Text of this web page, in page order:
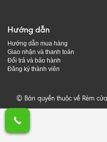
Hướng dẫn
Hướng dẫn mua hàng
Giao nhận và thanh toán
Đổi trả và bảo hành
Đăng ký thành viên
© Bản quyền thuộc về Rèm